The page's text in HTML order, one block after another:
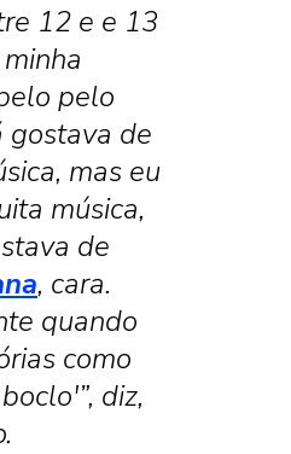
12 e e 13
pelo
gostava de
mas eu
música,
de
, cara.
quando
como
diz,